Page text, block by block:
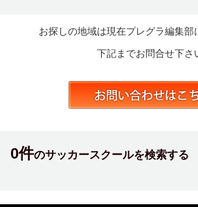
お探しの地域は現在プレグラ編集部
下記までお問合せ下さ
0件のサッカースクールを検索する